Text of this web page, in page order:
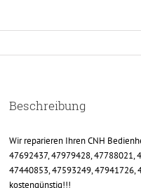
Beschreibung
Wir reparieren Ihren CNH
47692437, 47979428, 47788021,
47440853, 47593249, 47941726,
kostengünstig!!!